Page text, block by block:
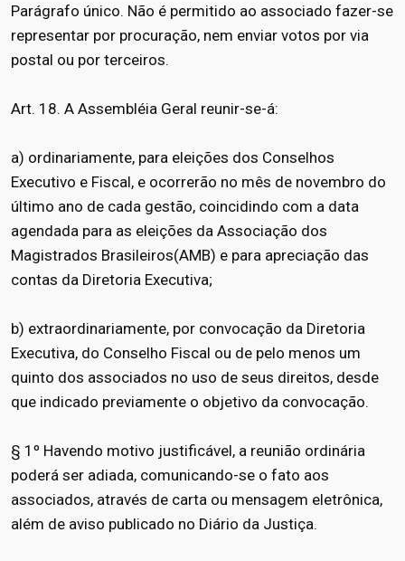
Parágrafo único. Não é permitido ao associado fazer-se
representar por procuração, nem enviar votos por via
postal ou por terceiros.
Art. 18. A Assembléia Geral reunir-se-á:
a) ordinariamente, para eleições dos Conselhos
Executivo e Fiscal, e ocorrerão no mês de novembro do
último ano de cada gestão, coincidindo com a data
agendada para as eleições da Associação dos
Magistrados Brasileiros(AMB) e para apreciação das
contas da Diretoria Executiva;
b) extraordinariamente, por convocação da Diretoria
Executiva, do Conselho Fiscal ou de pelo menos um
quinto dos associados no uso de seus direitos, desde
que indicado previamente o objetivo da convocação.
§ 1º Havendo motivo justificável, a reunião ordinária
poderá ser adiada, comunicando-se o fato aos
associados, através de carta ou mensagem eletrônica,
além de aviso publicado no Diário da Justiça.